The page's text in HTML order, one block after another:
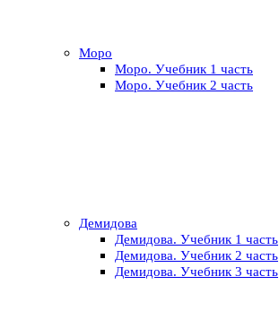
Моро
Моро. Учебник 1 часть
Моро. Учебник 2 часть
Демидова
Демидова. Учебник 1 часть
Демидова. Учебник 2 часть
Демидова. Учебник 3 часть